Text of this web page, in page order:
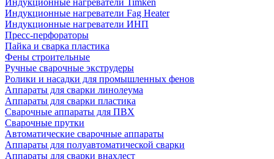
Индукционные нагреватели Timken
Индукционные нагреватели Fag Heater
Индукционные нагреватели ИНП
Пресс-перфораторы
Пайка и сварка пластика
Фены строительные
Ручные сварочные экструдеры
Ролики и насадки для промышленных фенов
Аппараты для сварки линолеума
Аппараты для сварки пластика
Сварочные аппараты для ПВХ
Сварочные прутки
Автоматические сварочные аппараты
Аппараты для полуавтоматической сварки
Аппараты для сварки внахлест